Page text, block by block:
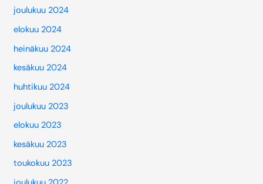
joulukuu 2024
elokuu 2024
heinäkuu 2024
kesäkuu 2024
huhtikuu 2024
joulukuu 2023
elokuu 2023
kesäkuu 2023
toukokuu 2023